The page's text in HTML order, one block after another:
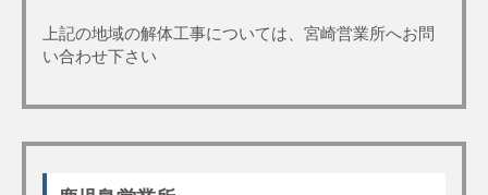
上記の地域の解体工事については、宮崎営業所へお問
い合わせ下さい